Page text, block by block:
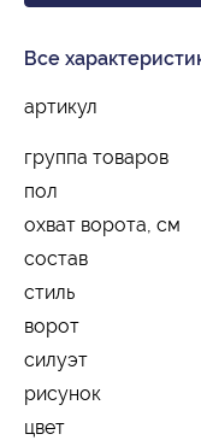
Все
артикул
группа товаров
пол
охват ворота, см
состав
стиль
ворот
силуэт
рисунок
цвет